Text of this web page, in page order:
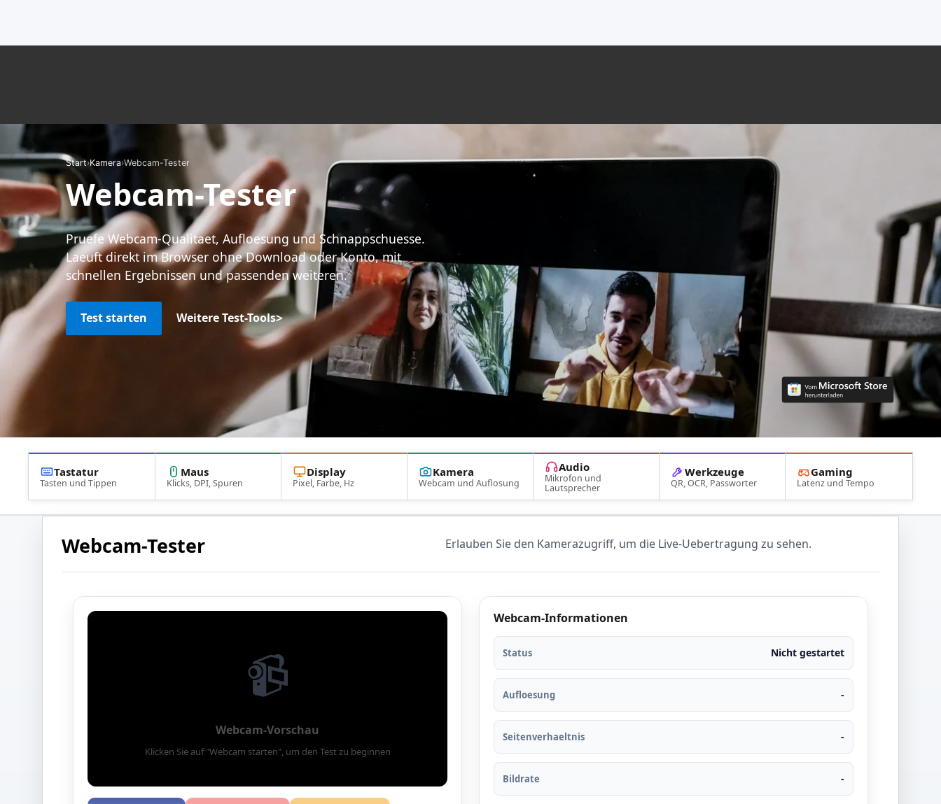
Start›Kamera›Webcam-Tester
Webcam-Tester
Pruefe Webcam-Qualitaet, Aufloesung und Schnappschuesse.
Laeuft direkt im Browser ohne Download oder Konto, mit
schnellen Ergebnissen und passenden weiteren.
Test starten Weitere Test-Tools>
Tastatur
Tasten und Tippen
Maus
Klicks, DPI, Spuren
Display
Pixel, Farbe, Hz
Kamera
Webcam und Auflosung
Audio
Mikrofon und
Lautsprecher
Werkzeuge
QR, OCR, Passworter
Gaming
Latenz und Tempo
Webcam-Tester Erlauben Sie den Kamerazugriff, um die Live-Uebertragung zu sehen.
📹
Webcam-Vorschau
Klicken Sie auf "Webcam starten", um den Test zu beginnen
Webcam-Informationen
Status Nicht gestartet
Aufloesung -
Seitenverhaeltnis -
Bildrate -